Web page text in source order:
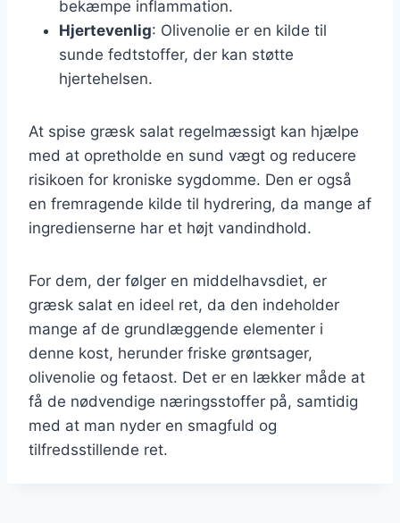
bekæmpe inflammation.
Hjertevenlig: Olivenolie er en kilde til
sunde fedtstoffer, der kan støtte
hjertehelsen.
At spise græsk salat regelmæssigt kan hjælpe
med at opretholde en sund vægt og reducere
risikoen for kroniske sygdomme. Den er også
en fremragende kilde til hydrering, da mange af
ingredienserne har et højt vandindhold.
For dem, der følger en middelhavsdiet, er
græsk salat en ideel ret, da den indeholder
mange af de grundlæggende elementer i
denne kost, herunder friske grøntsager,
olivenolie og fetaost. Det er en lækker måde at
få de nødvendige næringsstoffer på, samtidig
med at man nyder en smagfuld og
tilfredsstillende ret.